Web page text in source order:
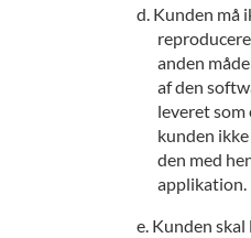
Kunden må
anden
af den
leveret som
kunden
den med
applikation.
Kunden skal